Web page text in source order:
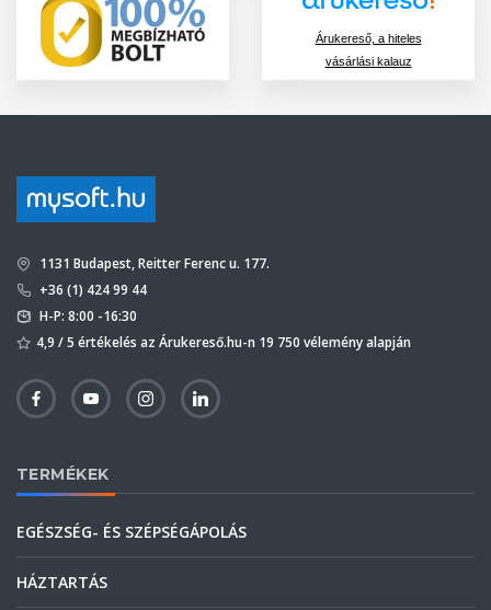
Árukereső, a hiteles
vásárlási kalauz
1131 Budapest, Reitter Ferenc u. 177.
+36 (1) 424 99 44
H-P: 8:00 -16:30
4,9 / 5 értékelés az Árukereső.hu-n 19 750 vélemény alapján
TERMÉKEK
EGÉSZSÉG- ÉS SZÉPSÉGÁPOLÁS
HÁZTARTÁS